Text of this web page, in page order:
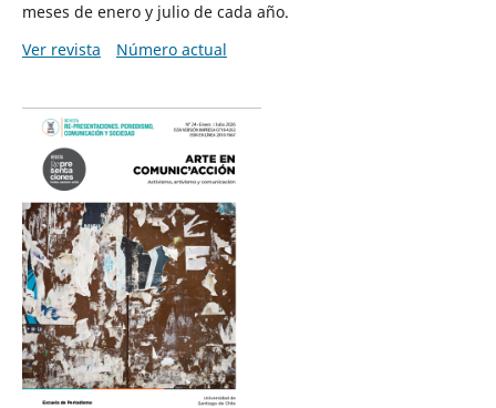
meses de enero y julio de cada año.
Ver revista
Número actual